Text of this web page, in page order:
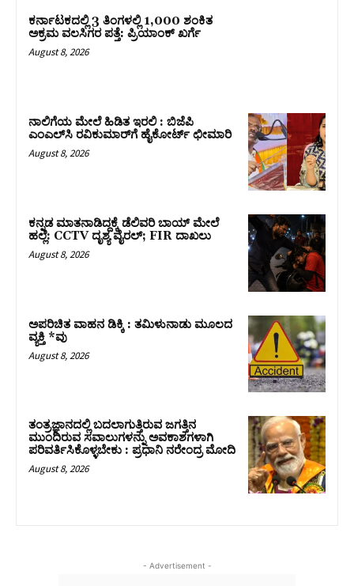
ಕರ್ನಾಟಕದಲ್ಲಿ 3 ತಿಂಗಳಲ್ಲಿ 1,000 ಶಂಕಿತ
ಅಕ್ರಮ ವಲಸಿಗರ ಪತ್ತೆ: ಪ್ರಿಯಾಂಕ್‌ ಖರ್ಗೆ
August 8, 2026
ನಾಲಿಗೆಯ ಮೇಲೆ ಹಿಡಿತ ಇರಲಿ : ಬಿಜೆಪಿ
ಎಂಎಲ್‌ಸಿ ರವಿಕುಮಾರ್‌ಗೆ ಹೈಕೋರ್ಟ್ ಛೀಮಾರಿ
August 8, 2026
ಕನ್ನಡ ಮಾತನಾಡಿದ್ದಕ್ಕೆ ಡೆಲಿವರಿ ಬಾಯ್ ಮೇಲೆ
ಹಲ್ಲೆ: CCTV ದೃಶ್ಯ ವೈರಲ್; FIR ದಾಖಲು
August 8, 2026
ಅಪರಿಚಿತ ವಾಹನ ಡಿಕ್ಕಿ : ತಮಿಳುನಾಡು ಮೂಲದ
ವ್ಯಕ್ತಿ *ವು
August 8, 2026
ತಂತ್ರಜ್ಞಾನದಲ್ಲಿ ಬದಲಾಗುತ್ತಿರುವ ಜಗತ್ತಿನ
ಮುಂದಿರುವ ಸವಾಲುಗಳನ್ನು ಅವಕಾಶಗಳಾಗಿ
ಪರಿವರ್ತಿಸಿಕೊಳ್ಳಬೇಕು : ಪ್ರಧಾನಿ ನರೇಂದ್ರ ಮೋದಿ
August 8, 2026
- Advertisement -